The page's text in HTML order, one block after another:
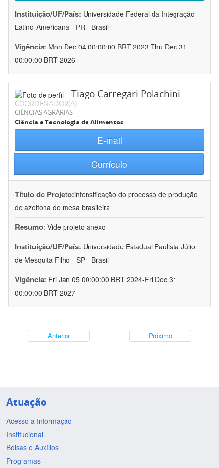
Instituição/UF/País: Universidade Federal da Integração
Latino-Americana - PR - Brasil
Vigência: Mon Dec 04 00:00:00 BRT 2023-Thu Dec 31
00:00:00 BRT 2026
Tiago Carregari Polachini
COORDENADOR(A)
CIÊNCIAS AGRÁRIAS
Ciência e Tecnologia de Alimentos
E-mail
Currículo
Título do Projeto:intensificação do processo de produção
de azeitona de mesa brasileira
Resumo: Vide projeto anexo
Instituição/UF/País: Universidade Estadual Paulista Júlio
de Mesquita Filho - SP - Brasil
Vigência: Fri Jan 05 00:00:00 BRT 2024-Fri Dec 31
00:00:00 BRT 2027
Anterior Próximo
Atuação
Acesso à Informação
Institucional
Bolsas e Auxílios
Programas